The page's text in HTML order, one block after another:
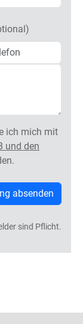
ich mich mit
und den
absenden
sind Pflicht.